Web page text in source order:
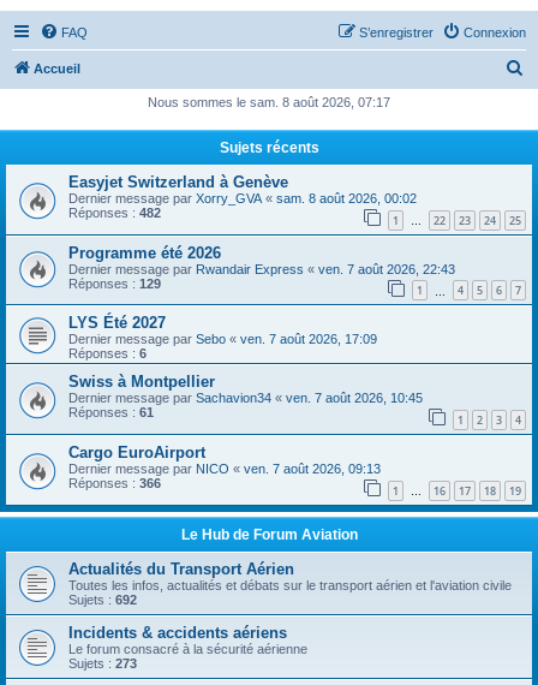
FAQ Connexion
S’enregistrer
Accueil
r
c
e
Nous sommes le sam. 8 août 2026, 07:17
Sujets récents
Easyjet Switzerland à Genève
Dernier message par Xorry_GVA « sam. 8 août 2026, 00:02
Réponses : 482 1 … 22 23 24 25
Programme été 2026
Dernier message par Rwandair Express « ven. 7 août 2026, 22:43
Réponses : 129 1 4 5 6 7
LYS Été 2027
Dernier message par Sebo « ven. 7 août 2026, 17:09
Réponses : 6
Swiss à Montpellier
Dernier message par Sachavion34 « ven. 7 août 2026, 10:45
Réponses : 61 1 2 3 4
Cargo EuroAirport
Dernier message par NICO « ven. 7 août 2026, 09:13
Réponses : 366 1 … 16 17 18 19
Le Hub de Forum Aviation
Actualités du Transport Aérien
Toutes les infos, actualités et débats sur le transport aérien et l'aviation civile
Sujets : 692
Incidents & accidents aériens
Le forum consacré à la sécurité aérienne
Sujets : 273